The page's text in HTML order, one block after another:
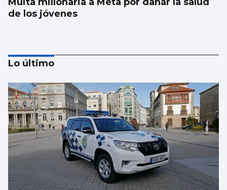
de los jóvenes
Galería | Álbum para celebrar el Día
Internacional del Gato
Lo último